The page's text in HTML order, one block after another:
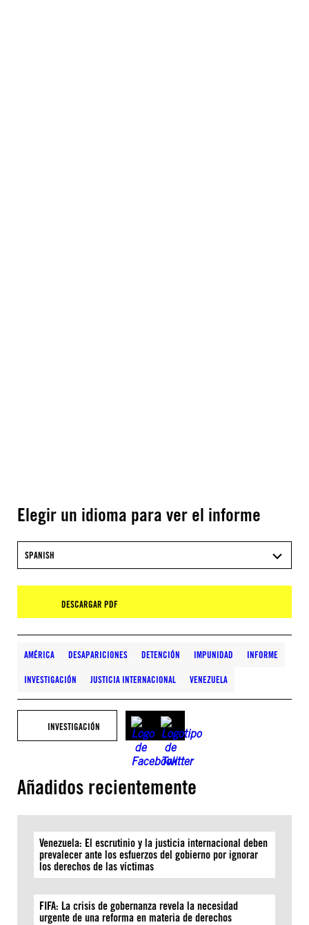
Elegir un idioma para ver el informe
SPANISH
DESCARGAR PDF
AMÉRICA DESAPARICIONES DETENCIÓN IMPUNIDAD INFORME
INVESTIGACIÓN JUSTICIA INTERNACIONAL VENEZUELA
INVESTIGACIÓN
Añadidos recientemente
Venezuela: El escrutinio y la justicia internacional deben
prevalecer ante los esfuerzos del gobierno por ignorar
los derechos de las víctimas
FIFA: La crisis de gobernanza revela la necesidad
urgente de una reforma en materia de derechos